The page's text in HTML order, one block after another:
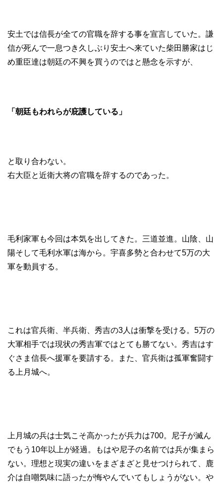
安土では信長が全ての官職を辞する事を宣言していた。謙
信が死んで一息つき久しぶり安土へ来ていた柴田勝家はじ
め重臣達は朝廷の不興を買うのではと懸念を示すが、
「朝廷もわれらが庇護している」
と取り合わない。
右大臣と近衛大将の官職を辞するのであった。
毛利家軍も今回は本気を出してきた。三道並進。山陰、山
陽そして毛利水軍は海から。宇喜多勢と合わせて5万の大
軍を動員する。
これは官兵衛、半兵衛、秀吉の3人は衝撃を受ける。5万の
大軍相手では現状の秀吉軍ではとても勝てない。秀吉はす
ぐさま信長へ援軍を要請する。また、官兵衛は孤軍奮闘す
る上月城へ。
上月城の兵は士気こそ高かったが兵力は700。尼子が滅ん
でもう10年以上が経過。もはや尼子の名前では兵が集まら
ない。理想と現実の違いをまざまざと見せつけられて、鹿
介は自嘲気味に語ったが悔やんでいてもしょうがない。や